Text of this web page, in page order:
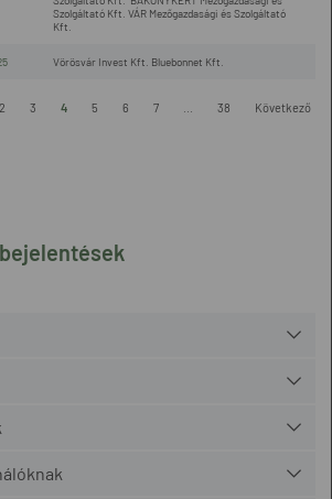
Szolgáltató Kft. VÁR Mezőgazdasági és Szolgáltató
Kft.
Vörösvár Invest Kft. Bluebonnet Kft.
2 3 4 5 6 7 38 Következő